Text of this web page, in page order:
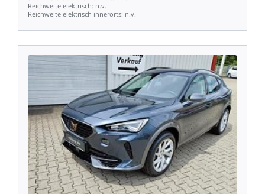
Reichweite elektrisch: n.v.
Reichweite elektrisch innerorts: n.v.